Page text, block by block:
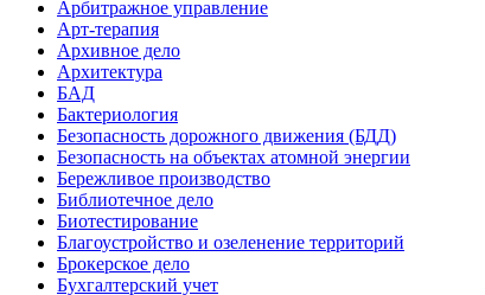
Арбитражное управление
Арт-терапия
Архивное дело
Архитектура
БАД
Бактериология
Безопасность дорожного движения (БДД)
Безопасность на объектах атомной энергии
Бережливое производство
Библиотечное дело
Биотестирование
Благоустройство и озеленение территорий
Брокерское дело
Бухгалтерский учет